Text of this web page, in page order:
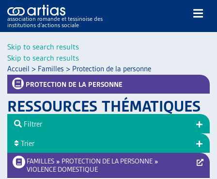
Skip to search results
Skip to search results
association romande et tessinoise des
institutions d’actions sociale
NOS PUBLICATIONS
DOSSIERS DU MOIS
VEILLE
RESSOURCES
Accueil > Familles > Protection de la personne
PROTECTION DE LA PERSONNE
RESSOURCES THÉMATIQUES
FAMILLES » PROTECTION DE LA PERSONNE »
VIOLENCE DOMESTIQUE
Filtrer
Trier